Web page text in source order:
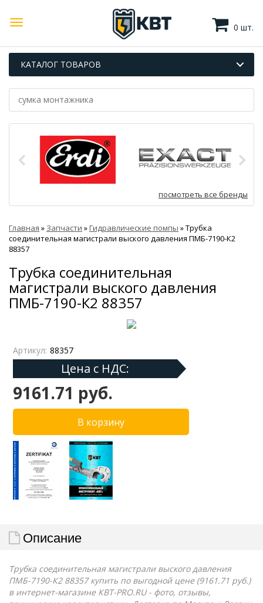
0 шт.
КАТАЛОГ ТОВАРОВ
посмотреть все бренды
Главная » Запчасти »Гидравлические помпы »Трубка
соединительная магистрали выского давления ПМБ-7190-К2
88357
Трубка соединительная
магистрали выского давления
ПМБ-7190-К2 88357
Артикул: 88357
Цена с НДС:
9161.71 руб.
Описание
Трубка соединительная магистрали выского давления
ПМБ-7190-К2 88357 купить по выгодной цене (9161.71 руб.)
в интернет-магазине КВТ-PRO.RU - фото, отзывы,